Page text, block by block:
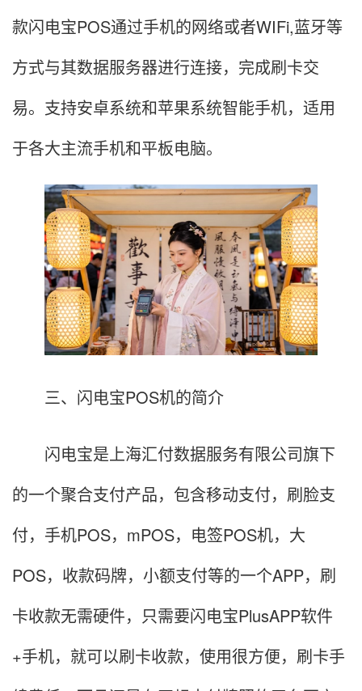
款闪电宝POS通过手机的网络或者WIFi,蓝牙等
方式与其数据服务器进行连接，完成刷卡交
易。支持安卓系统和苹果系统智能手机，适用
于各大主流手机和平板电脑。
三、闪电宝POS机的简介
闪电宝是上海汇付数据服务有限公司旗下
的一个聚合支付产品，包含移动支付，刷脸支
付，手机POS，mPOS，电签POS机，大
POS，收款码牌，小额支付等的一个APP，刷
卡收款无需硬件，只需要闪电宝PlusAPP软件
+手机，就可以刷卡收款，使用很方便，刷卡手